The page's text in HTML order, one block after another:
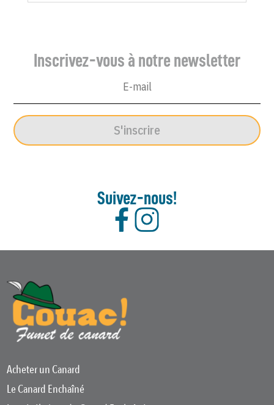
Inscrivez-vous à notre newsletter
S'inscrire
Suivez-nous!
Acheter un Canard
Le Canard Enchaîné